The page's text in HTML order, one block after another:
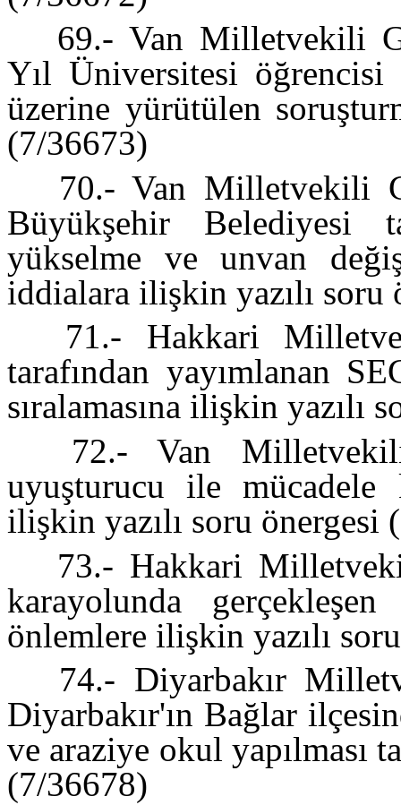
69.- Van Milletvekili
Yıl Üniversitesi öğrencisi
üzerine yürütülen
(7/36673)
70.- Van Milletvekili
Büyükşehir Belediyesi
yükselme ve unvan
iddialara ilişkin yazılı
71.- Hakkari
tarafından yayımlanan
sıralamasına ilişkin yazılı
72.- Van
uyuşturucu ile mücadele
ilişkin yazılı soru
73.- Hakkari
karayolunda
önlemlere ilişkin yazılı
74.- Diyarbakır
Diyarbakır'ın Bağlar
ve araziye okul yapılması
(7/36678)